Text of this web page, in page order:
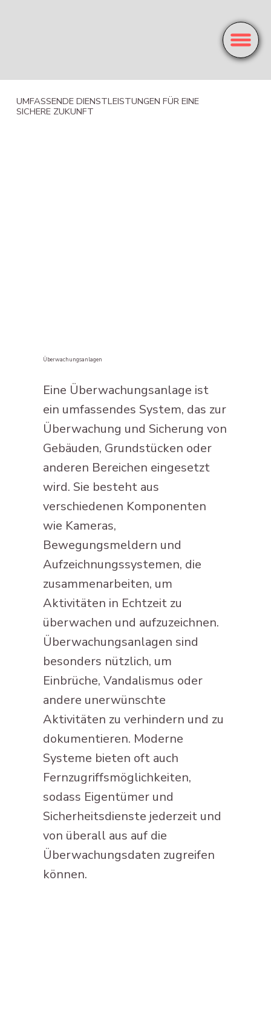
UMFASSENDE DIENSTLEISTUNGEN FÜR EINE
SICHERE ZUKUNFT
Überwachungsanlagen
Eine Überwachungsanlage ist
ein umfassendes System, das zur
Überwachung und Sicherung von
Gebäuden, Grundstücken oder
anderen Bereichen eingesetzt
wird. Sie besteht aus
verschiedenen Komponenten
wie Kameras,
Bewegungsmeldern und
Aufzeichnungssystemen, die
zusammenarbeiten, um
Aktivitäten in Echtzeit zu
überwachen und aufzuzeichnen.
Überwachungsanlagen sind
besonders nützlich, um
Einbrüche, Vandalismus oder
andere unerwünschte
Aktivitäten zu verhindern und zu
dokumentieren. Moderne
Systeme bieten oft auch
Fernzugriffsmöglichkeiten,
sodass Eigentümer und
Sicherheitsdienste jederzeit und
von überall aus auf die
Überwachungsdaten zugreifen
können.